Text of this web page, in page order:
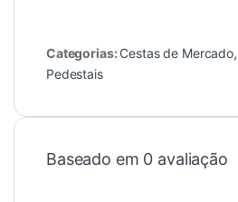
Categorias: Cestas de Mercado,
Pedestais
Baseado em 0 avaliação